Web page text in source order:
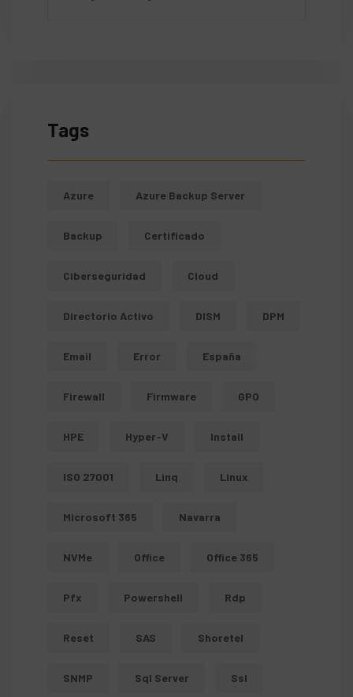
Tags
Azure Azure Backup Server
Backup Certificado
Ciberseguridad Cloud
Directorio Activo DISM DPM
Email Error España
Firewall Firmware GPO
HPE Hyper-V Install
ISO 27001 Linq Linux
Microsoft 365 Navarra
NVMe Office Office 365
Pfx Powershell Rdp
Reset SAS Shoretel
SNMP Sql Server Ssl